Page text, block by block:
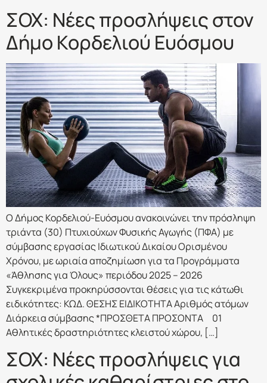
ΣΟΧ: Νέες προσλήψεις στον
Δήμο Κορδελιού Ευόσμου
Ο Δήμος Κορδελιού-Ευόσμου ανακοινώνει την πρόσληψη
τριάντα (30) Πτυχιούχων Φυσικής Αγωγής (ΠΦΑ) με
σύμβασης εργασίας Ιδιωτικού Δικαίου Ορισμένου
Χρόνου, με ωριαία αποζημίωση για τα Προγράμματα
«Άθλησης για Όλους» περιόδου 2025 – 2026
Συγκεκριμένα προκηρύσσονται θέσεις για τις κάτωθι
ειδικότητες: ΚΩΔ. ΘΕΣΗΣ ΕΙΔΙΚΟΤΗΤΑ Αριθμός ατόμων
Διάρκεια σύμβασης *ΠΡΟΣΘΕΤΑ ΠΡΟΣΟΝΤΑ 01
Αθλητικές δραστηριότητες κλειστού χώρου, […]
ΣΟΧ: Νέες προσλήψεις για